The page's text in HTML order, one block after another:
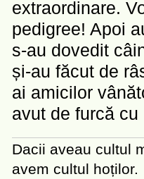
extraordinare.
pedigree! Apoi
s-au dovedit
și-au făcut de
ai amicilor
avut de furcă
Dacii aveau cultul
avem cultul hoților.